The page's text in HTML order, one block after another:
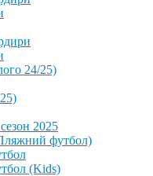
24/25)
2025
футбол)
(Kids)